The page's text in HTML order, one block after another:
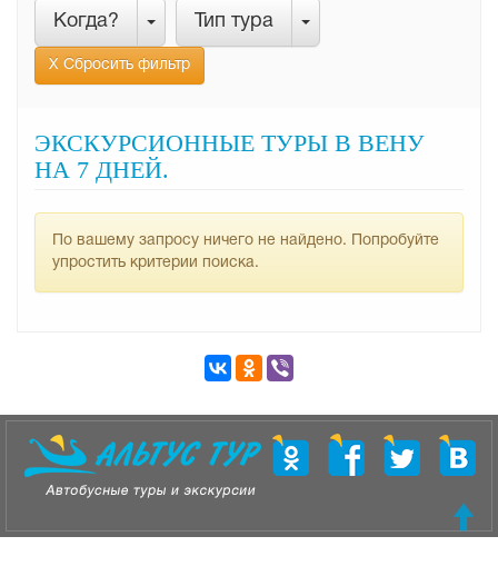
Когда? Тип тура
Х Сбросить фильтр
ЭКСКУРСИОННЫЕ ТУРЫ В ВЕНУ
НА 7 ДНЕЙ.
По вашему запросу ничего не найдено. Попробуйте
упростить критерии поиска.